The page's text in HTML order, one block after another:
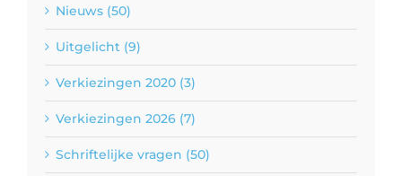
Nieuws (50)
Uitgelicht (9)
Verkiezingen 2020 (3)
Verkiezingen 2026 (7)
Schriftelijke vragen (50)